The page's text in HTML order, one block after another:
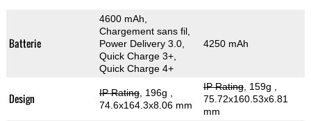
Batterie
4600 mAh,
Chargement sans fil,
Power Delivery 3.0,
Quick Charge 3+,
Quick Charge 4+
4250 mAh
Design IP Rating, 196g
74.6x164.3x8.06 mm
IP Rating, 159g
75.72x160.53x6.81
mm